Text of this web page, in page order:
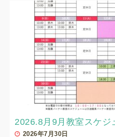
2026.8月9月教室スケジ
2026年7月30日